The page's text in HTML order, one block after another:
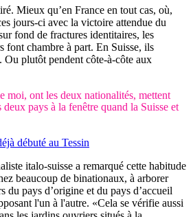
Mieux qu’en France en tout cas, où,
jours-ci avec la victoire attendue du
fond de fractures identitaires, les
font chambre à part. En Suisse, ils
Ou plutôt pendent côte-à-côte aux
moi, ont les deux nationalités, mettent
pays à la fenêtre quand la Suisse et
débuté au Tessin
italo-suisse a remarqué cette habitude
beaucoup de binationaux, à arborer
du pays d’origine et du pays d’accueil
l'un à l'autre. «Cela se vérifie aussi